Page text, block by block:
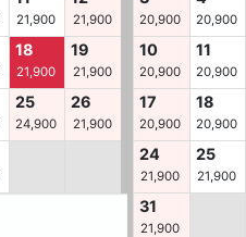
21,900 21,900
18
21,900
19
21,900
25
24,900
26
21,900
20,900 20,900
10
20,900
11
20,900
17
20,900
18
20,900
24
21,900
25
21,900
31
21,900